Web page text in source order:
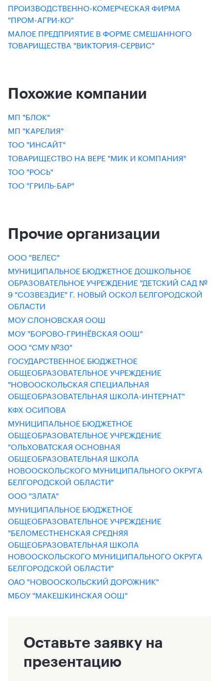
ПРОИЗВОДСТВЕННО-КОМЕРЧЕСКАЯ ФИРМА
"ПРОМ-АГРИ-КО"
МАЛОЕ ПРЕДПРИЯТИЕ В ФОРМЕ СМЕШАННОГО
ТОВАРИЩЕСТВА "ВИКТОРИЯ-СЕРВИС"
Похожие компании
МП "БЛОК"
МП "КАРЕЛИЯ"
ТОО "ИНСАЙТ"
ТОВАРИЩЕСТВО НА ВЕРЕ "МИК И КОМПАНИЯ"
ТОО "РОСЬ"
ТОО "ГРИЛЬ-БАР"
Прочие организации
ООО "ВЕЛЕС"
МУНИЦИПАЛЬНОЕ БЮДЖЕТНОЕ ДОШКОЛЬНОЕ
ОБРАЗОВАТЕЛЬНОЕ УЧРЕЖДЕНИЕ "ДЕТСКИЙ САД №
9 "СОЗВЕЗДИЕ" Г. НОВЫЙ ОСКОЛ БЕЛГОРОДСКОЙ
ОБЛАСТИ
МОУ СЛОНОВСКАЯ ООШ
МОУ "БОРОВО-ГРИНЁВСКАЯ ООШ"
ООО "СМУ №30"
ГОСУДАРСТВЕННОЕ БЮДЖЕТНОЕ
ОБЩЕОБРАЗОВАТЕЛЬНОЕ УЧРЕЖДЕНИЕ
"НОВООСКОЛЬСКАЯ СПЕЦИАЛЬНАЯ
ОБЩЕОБРАЗОВАТЕЛЬНАЯ ШКОЛА-ИНТЕРНАТ"
КФХ ОСИПОВА
МУНИЦИПАЛЬНОЕ БЮДЖЕТНОЕ
ОБЩЕОБРАЗОВАТЕЛЬНОЕ УЧРЕЖДЕНИЕ
"ОЛЬХОВАТСКАЯ ОСНОВНАЯ
ОБЩЕОБРАЗОВАТЕЛЬНАЯ ШКОЛА
НОВООСКОЛЬСКОГО МУНИЦИПАЛЬНОГО ОКРУГА
БЕЛГОРОДСКОЙ ОБЛАСТИ"
ООО "ЗЛАТА"
МУНИЦИПАЛЬНОЕ БЮДЖЕТНОЕ
ОБЩЕОБРАЗОВАТЕЛЬНОЕ УЧРЕЖДЕНИЕ
"БЕЛОМЕСТНЕНСКАЯ СРЕДНЯЯ
ОБЩЕОБРАЗОВАТЕЛЬНАЯ ШКОЛА
НОВООСКОЛЬСКОГО МУНИЦИПАЛЬНОГО ОКРУГА
БЕЛГОРОДСКОЙ ОБЛАСТИ"
ОАО "НОВООСКОЛЬСКИЙ ДОРОЖНИК"
МБОУ "МАКЕШКИНСКАЯ ООШ"
Оставьте заявку на
презентацию